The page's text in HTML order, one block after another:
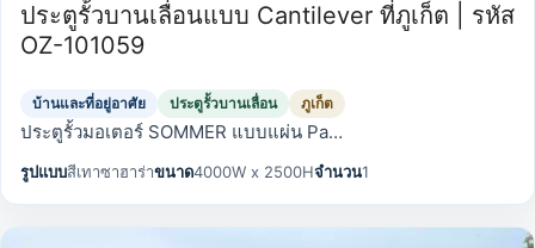
ประตูรั้วบานเลื่อนแบบ Cantilever ที่ภูเก็ต | รหัส
OZ-101059
บ้านและที่อยู่อาศัย ประตูรั้วบานเลื่อน ภูเก็ต
ประตูรั้วมอเตอร์ SOMMER แบบแผ่น Pa…
รูปแบบสีเทาซาฮาร่าขนาด4000W x 2500Hจำนวน1